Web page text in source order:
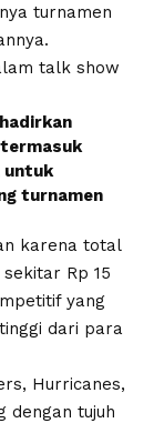
turnamen
talk show
untuk
turnamen
karena total
Rp 15
yang
dari para
Hurricanes,
dengan tujuh